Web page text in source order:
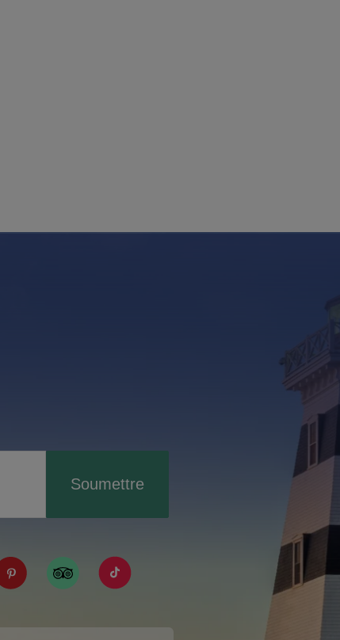
Soumettre
https://www.pinterest.ca/tourismpei/_created/
https://www.tripadvisor.ca/Tourism-
https://www.tiktok.com/tag/